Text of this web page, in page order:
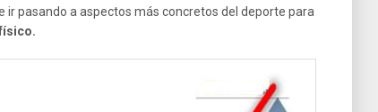
pasando a aspectos más concretos del deporte para